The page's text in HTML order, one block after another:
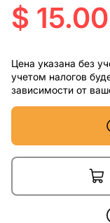
$ 15.00
Цена указана без
учетом налогов
зависимости от